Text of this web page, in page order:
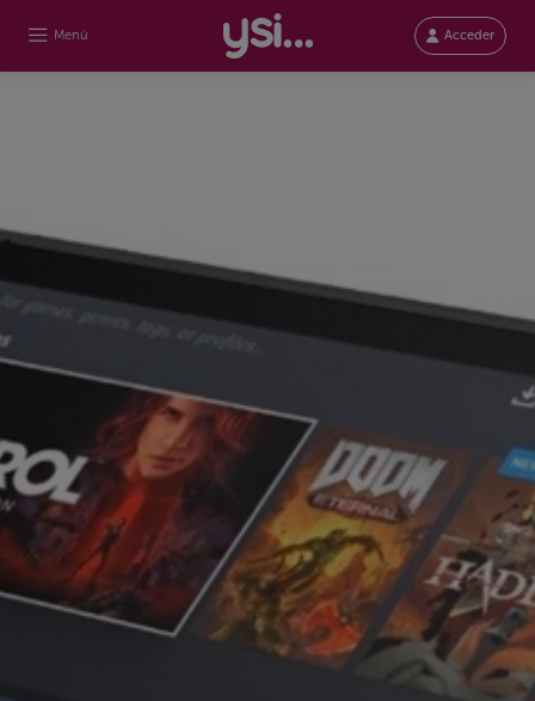
Menú Acceder